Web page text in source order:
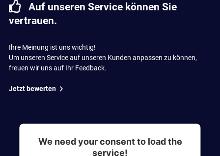
Auf unseren Service können Sie
vertrauen.
Ihre Meinung ist uns wichtig!
Um unseren Service auf unseren Kunden anpassen zu können,
freuen wir uns auf Ihr Feedback.
Jetzt bewerten
We need your consent to load the
service!